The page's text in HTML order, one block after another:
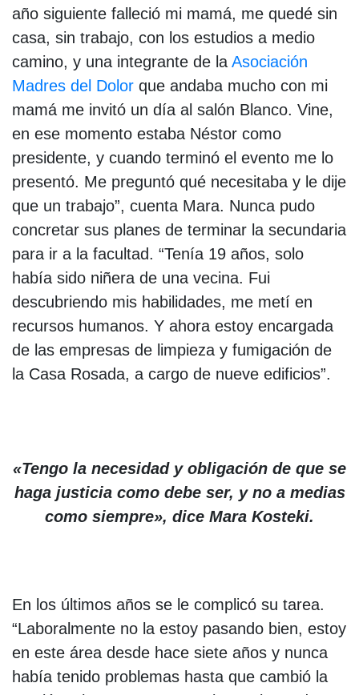
año siguiente falleció mi mamá, me quedé sin
casa, sin trabajo, con los estudios a medio
camino, y una integrante de la Asociación
Madres del Dolor que andaba mucho con mi
mamá me invitó un día al salón Blanco. Vine,
en ese momento estaba Néstor como
presidente, y cuando terminó el evento me lo
presentó. Me preguntó qué necesitaba y le dije
que un trabajo”, cuenta Mara. Nunca pudo
concretar sus planes de terminar la secundaria
para ir a la facultad. “Tenía 19 años, solo
había sido niñera de una vecina. Fui
descubriendo mis habilidades, me metí en
recursos humanos. Y ahora estoy encargada
de las empresas de limpieza y fumigación de
la Casa Rosada, a cargo de nueve edificios”.
«Tengo la necesidad y obligación de que se
haga justicia como debe ser, y no a medias
como siempre», dice Mara Kosteki.
En los últimos años se le complicó su tarea.
“Laboralmente no la estoy pasando bien, estoy
en este área desde hace siete años y nunca
había tenido problemas hasta que cambió la